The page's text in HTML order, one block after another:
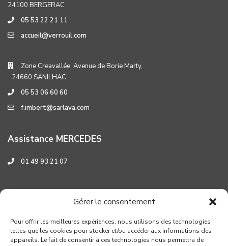
Gérer le consentement
Pour offrir les meilleures expériences, nous utilisons des technologies
telles que les cookies pour stocker et/ou accéder aux informations des
appareils. Le fait de consentir à ces technologies nous permettra de
24100 BERGERAC
05 53 22 21 11
accueil@verrouil.com
Zone Creavallée, Avenue de Borie Marty,
24660 SANILHAC
05 53 06 60 60
f.imbert@sarlava.com
Assistance MERCEDES
01 49 93 21 07
Assistance HYUNDAI